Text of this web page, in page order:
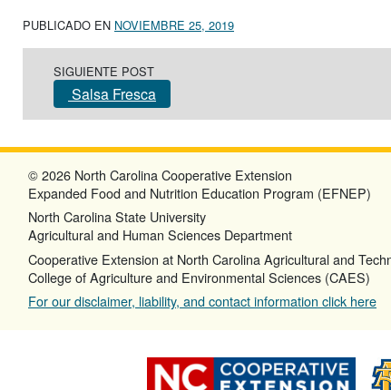
PUBLICADO EN NOVIEMBRE 25, 2019
Post navigation
SIGUIENTE POST
Salsa Fresca
© 2026 North Carolina Cooperative Extension
Expanded Food and Nutrition Education Program (EFNEP)
North Carolina State University
Agricultural and Human Sciences Department
Cooperative Extension at North Carolina Agricultural and
College of Agriculture and Environmental Sciences (CAES)
For our disclaimer, liability, and contact information click here